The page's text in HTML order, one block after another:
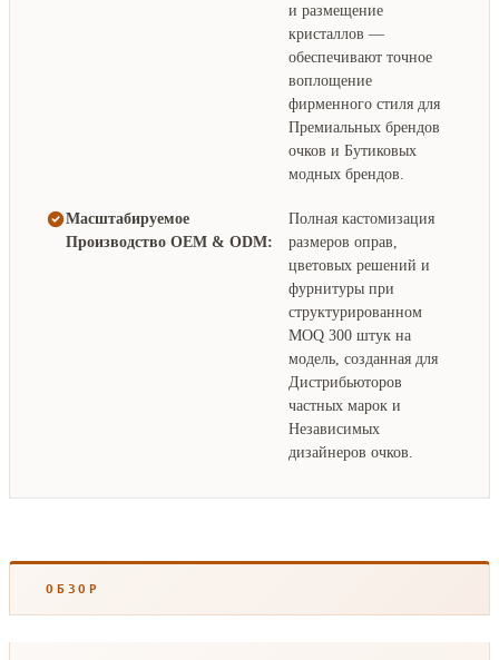
и размещение
кристаллов —
обеспечивают точное
воплощение
фирменного стиля для
Премиальных брендов
очков и Бутиковых
модных брендов.
Масштабируемое
Производство OEM & ODM:
Полная кастомизация
размеров оправ,
цветовых решений и
фурнитуры при
структурированном
MOQ 300 штук на
модель, созданная для
Дистрибьюторов
частных марок и
Независимых
дизайнеров очков.
ОБЗОР